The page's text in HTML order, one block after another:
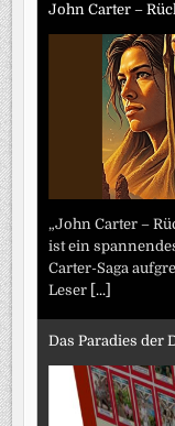
John Carter –
„John Carter –
ist ein
Carter-Saga
Leser [...]
Das Paradies der